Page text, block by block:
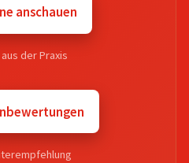
anschauen
der Praxis